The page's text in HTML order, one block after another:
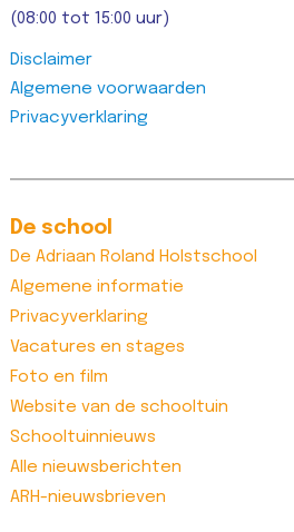
(08:00 tot 15:00 uur)
Disclaimer
Algemene voorwaarden
Privacyverklaring
De school
De Adriaan Roland Holstschool
Algemene informatie
Privacyverklaring
Vacatures en stages
Foto en film
Website van de schooltuin
Schooltuinnieuws
Alle nieuwsberichten
ARH-nieuwsbrieven